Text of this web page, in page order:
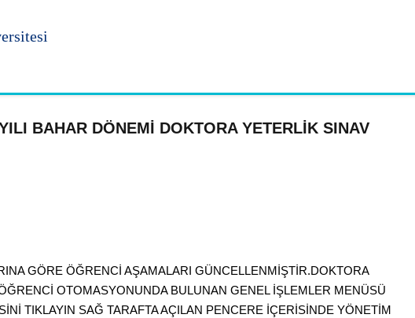
BAHAR DÖNEMİ DOKTORA YETERLİK SINAV
GÖRE ÖĞRENCİ AŞAMALARI GÜNCELLENMİŞTİR.DOKTORA
OTOMASYONUNDA BULUNAN GENEL İŞLEMLER MENÜSÜ
TIKLAYIN SAĞ TARAFTA AÇILAN PENCERE İÇERİSİNDE YÖNETİM